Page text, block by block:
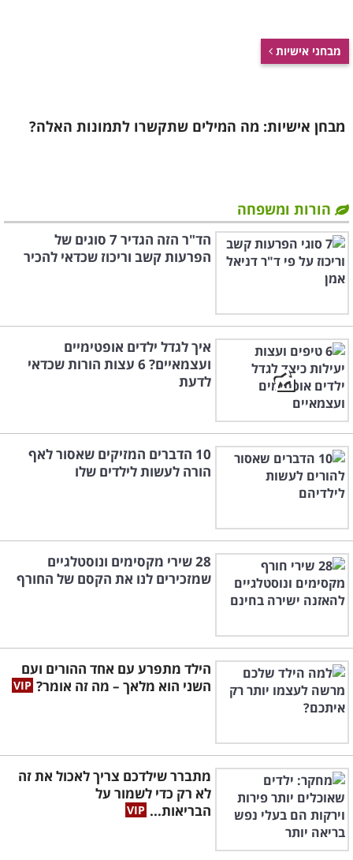
מבחני אישיות
מבחן אישיות: מה המילים שתקשרו לתמונות האלה?
הורות ומשפחה
הד"ר הזה הגדיר 7 סוגים של
הפרעות קשב וריכוז שכדאי להכיר
איך לגדל ילדים אופטימיים
ועצמאיים? 6 עצות הורות שכדאי
לדעת
10 הדברים המזיקים שאסור לאף
הורה לעשות לילדים שלו
28 שירי מקסימים ונוסטלגיים
שמזכירים לנו את הקסם של החורף
הילד מתפרע עם אחד ההורים ועם
השני הוא מלאך – מה זה אומר?
מתברר שילדכם צריך לאכול את זה
לא רק כדי לשמור על
הבריאות...